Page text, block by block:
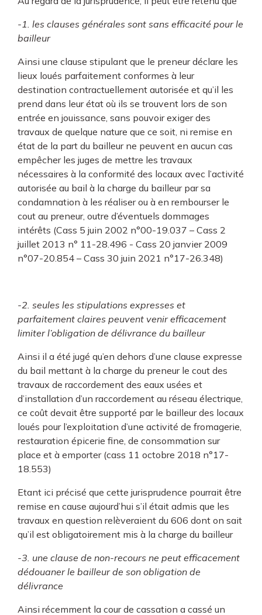
-1. les clauses générales sont sans efficacité pour le
bailleur
Ainsi une clause stipulant que le preneur déclare les
lieux loués parfaitement conformes à leur
destination contractuellement autorisée et qu’il les
prend dans leur état où ils se trouvent lors de son
entrée en jouissance, sans pouvoir exiger des
travaux de quelque nature que ce soit, ni remise en
état de la part du bailleur ne peuvent en aucun cas
empêcher les juges de mettre les travaux
nécessaires à la conformité des locaux avec l’activité
autorisée au bail à la charge du bailleur par sa
condamnation à les réaliser ou à en rembourser le
cout au preneur, outre d’éventuels dommages
intérêts (Cass 5 juin 2002 n°00-19.037 – Cass 2
juillet 2013 n° 11-28.496 - Cass 20 janvier 2009
n°07-20.854 – Cass 30 juin 2021 n°17-26.348)
-2. seules les stipulations expresses et
parfaitement claires peuvent venir efficacement
limiter l’obligation de délivrance du bailleur
Ainsi il a été jugé qu’en dehors d’une clause expresse
du bail mettant à la charge du preneur le cout des
travaux de raccordement des eaux usées et
d’installation d’un raccordement au réseau électrique,
ce coût devait être supporté par le bailleur des locaux
loués pour l’exploitation d’une activité de fromagerie,
restauration épicerie fine, de consommation sur
place et à emporter (cass 11 octobre 2018 n°17-
18.553)
Etant ici précisé que cette jurisprudence pourrait être
remise en cause aujourd’hui s’il était admis que les
travaux en question relèveraient du 606 dont on sait
qu’il est obligatoirement mis à la charge du bailleur
-3. une clause de non-recours ne peut efficacement
dédouaner le bailleur de son obligation de
délivrance
Ainsi récemment la cour de cassation a cassé un